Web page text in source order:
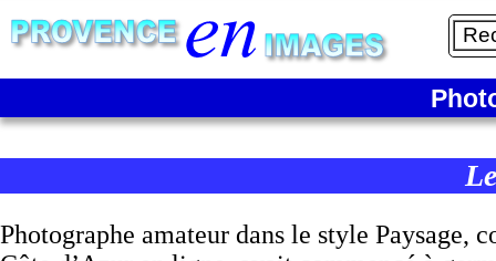
Photographe amateur dans le style